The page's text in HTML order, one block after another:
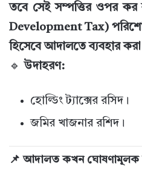
তবে সেই সম্পত্তির ওপর
Development Tax)
হিসেবে আদালতে ব্যবহার
🔹 উদাহরণ:
হোল্ডিং ট্যাক্সের রসিদ।
জমির খাজনার রশিদ।
📌 আদালত কখন ঘোষণামূলক